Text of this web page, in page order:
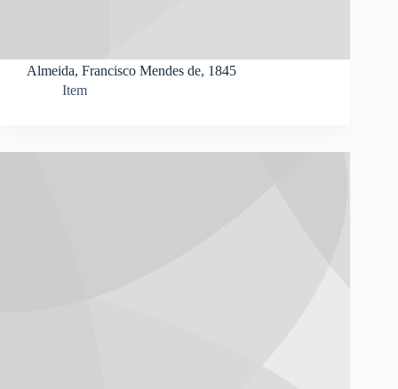
Almeida, Francisco Mendes de, 1845
Item